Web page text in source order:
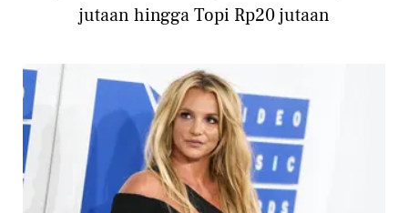
jutaan hingga Topi Rp20 jutaan